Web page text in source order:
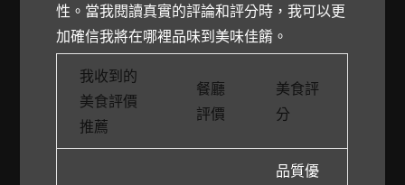
性。當我閱讀真實的評論和評分時，我可以更
加確信我將在哪裡品味到美味佳餚。
我收到的
美食評價
推薦
餐廳
評價
美食評
分
品質優